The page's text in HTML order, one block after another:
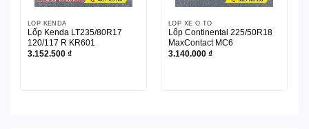
LỐP KENDA
Lốp Kenda LT235/80R17
120/117 R KR601
3.152.500 ₫
LỐP XE Ô TÔ
Lốp Continental 225/50R18
MaxContact MC6
3.140.000 ₫